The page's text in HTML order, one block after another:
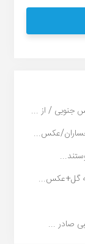
جنوبی / از ...
عکس...
گل+عکس...
صادر ...